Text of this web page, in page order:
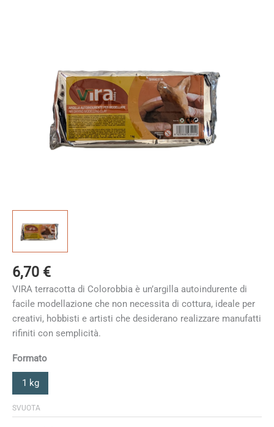
6,70 €
VIRA terracotta di Colorobbia è un’argilla autoindurente di
facile modellazione che non necessita di cottura, ideale per
creativi, hobbisti e artisti che desiderano realizzare manufatti
rifiniti con semplicità.
Formato
1 kg
SVUOTA